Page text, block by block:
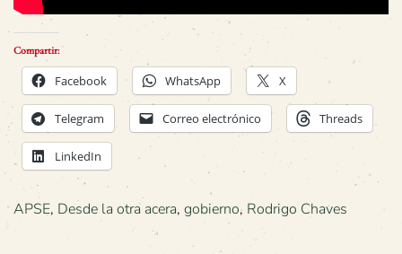
Compartir:
Facebook WhatsApp X
Telegram Correo electrónico Threads
LinkedIn
APSE, Desde la otra acera, gobierno, Rodrigo Chaves